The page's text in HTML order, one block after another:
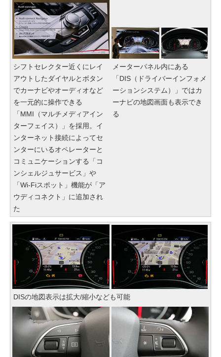
シフトセレクター近くにレイ
アウトしたダイヤルとボタン
でカーナビやオーディオなど
を一元的に操作できる
「MMI（マルチメディアイン
ターフェイス）」を採用。イ
ンターネット接続によってセ
ンターにいるオペレーターと
コミュニケーションする「コ
ンシェルジュサービス」や
「Wi-Fiスポット」機能が「ア
ウディコネクト」に追加され
た
メーターパネル内にある
「DIS（ドライバーインフォメ
ーションシステム）」ではカ
ーナビの地図画面も表示でき
る
DISの地図表示は拡大/縮小なども可能